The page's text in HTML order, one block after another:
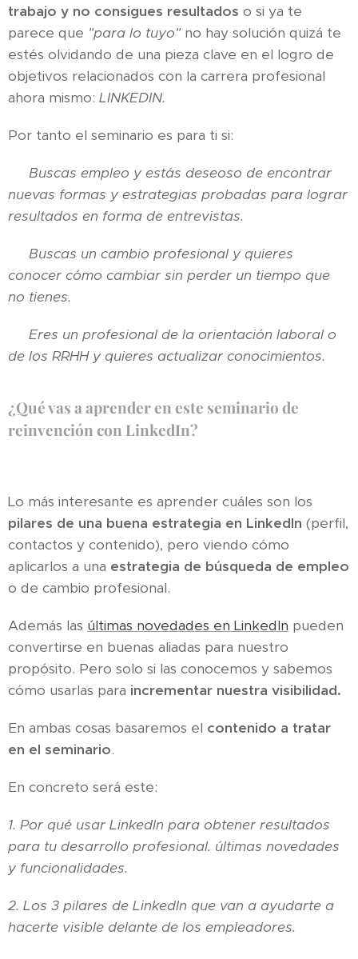
trabajo y no consigues resultados o si ya te
parece que "para lo tuyo" no hay solución quizá te
estés olvidando de una pieza clave en el logro de
objetivos relacionados con la carrera profesional
ahora mismo: LINKEDIN.
Por tanto el seminario es para ti si:
Buscas empleo y estás deseoso de encontrar
nuevas formas y estrategias probadas para lograr
resultados en forma de entrevistas.
🏹 Buscas un cambio profesional y quieres
conocer cómo cambiar sin perder un tiempo que
no tienes.
🏹 Eres un profesional de la orientación laboral o
de los RRHH y quieres actualizar conocimientos.
¿Qué vas a aprender en este seminario de
reinvención con LinkedIn?
Lo más interesante es aprender cuáles son los
pilares de una buena estrategia en LinkedIn (perfil,
contactos y contenido), pero viendo cómo
aplicarlos a una estrategia de búsqueda de empleo
o de cambio profesional.
Además las últimas novedades en LinkedIn pueden
convertirse en buenas aliadas para nuestro
propósito. Pero solo si las conocemos y sabemos
cómo usarlas para incrementar nuestra visibilidad.
En ambas cosas basaremos el contenido a tratar
en el seminario.
En concreto será este:
1. Por qué usar LinkedIn para obtener resultados
para tu desarrollo profesional. últimas novedades
y funcionalidades.
2. Los 3 pilares de LinkedIn que van a ayudarte a
hacerte visible delante de los empleadores.